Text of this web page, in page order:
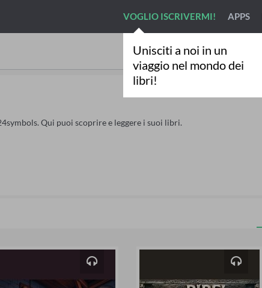
Unisciti a noi in un
viaggio nel mondo dei
libri!
VOGLIO ISCRIVERMI! APPS
Qui puoi scoprire e leggere i suoi libri.